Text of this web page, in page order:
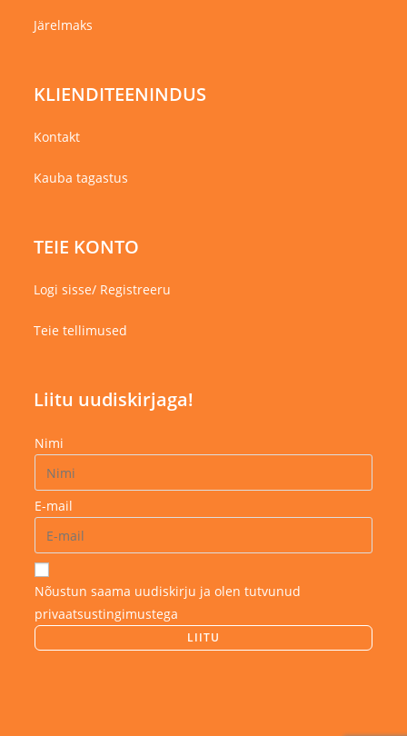
Järelmaks
KLIENDITEENINDUS
Kontakt
Kauba tagastus
TEIE KONTO
Logi sisse/ Registreeru
Teie tellimused
Liitu uudiskirjaga!
Nimi
E-mail
Nõustun saama uudiskirju ja olen tutvunud
privaatsustingimustega